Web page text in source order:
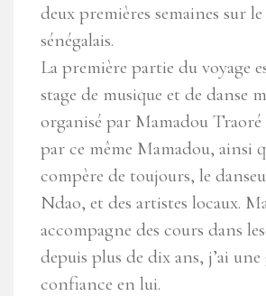
deux premières semaines sur le
sénégalais.
La première partie du voyage
stage de musique et de danse
organisé par Mamadou Traoré
par ce même Mamadou, ainsi
compère de toujours, le
Ndao, et des artistes locaux.
accompagne des cours dans
depuis plus de dix ans, j’ai
confiance en lui.